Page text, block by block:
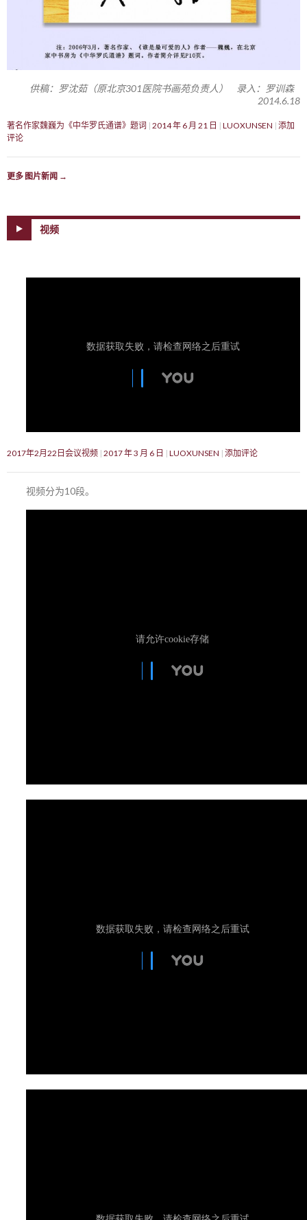
供稿：罗沈茹（原北京301医院书画苑负责人） 录入：罗训森
2014.6.18
著名作家魏巍为《中华罗氏通谱》题词 2014 年 6 月 21 日 LUOXUNSEN 添加
评论
更多 图片新闻 →
视频
2017年2月22日会议视频 2017 年 3 月 6 日 LUOXUNSEN 添加评论
视频分为10段。